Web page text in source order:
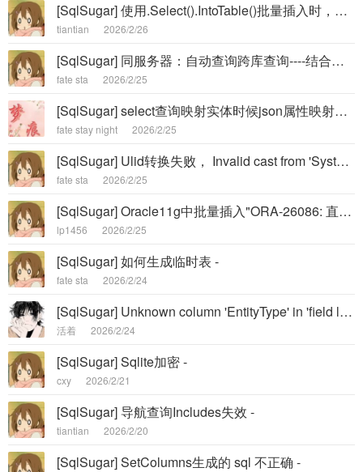
[SqlSugar] 使用.Select().IntoTable()批量插入时，为什么在生成的SQL文中会多出两个字段。 -
tiantian 2026/2/26
[SqlSugar] 同服务器：自动查询跨库查询----结合分表，Sql无法根据Tenant设定 库名.dbo.表名 -
fate sta 2026/2/25
[SqlSugar] select查询映射实体时候json属性映射失败。 -
fate stay night 2026/2/25
[SqlSugar] Ulid转换失败， Invalid cast from 'System.String' to 'NUlid.Ulid'. -
fate sta 2026/2/25
[SqlSugar] Oracle11g中批量插入"ORA-26086: 直接路径不支持使用触发器” -
lp1456 2026/2/25
[SqlSugar] 如何生成临时表 -
fate sta 2026/2/24
[SqlSugar] Unknown column 'EntityType' in 'field list' -
活着 2026/2/24
[SqlSugar] Sqlite加密 -
cxy 2026/2/21
[SqlSugar] 导航查询Includes失效 -
tiantian 2026/2/20
[SqlSugar] SetColumns生成的 sql 不正确 -